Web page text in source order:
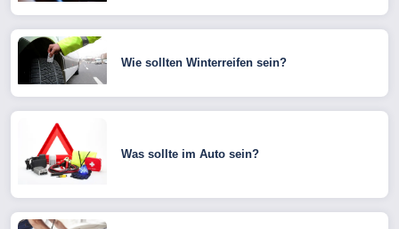
Wie sollten Winterreifen sein?
Was sollte im Auto sein?